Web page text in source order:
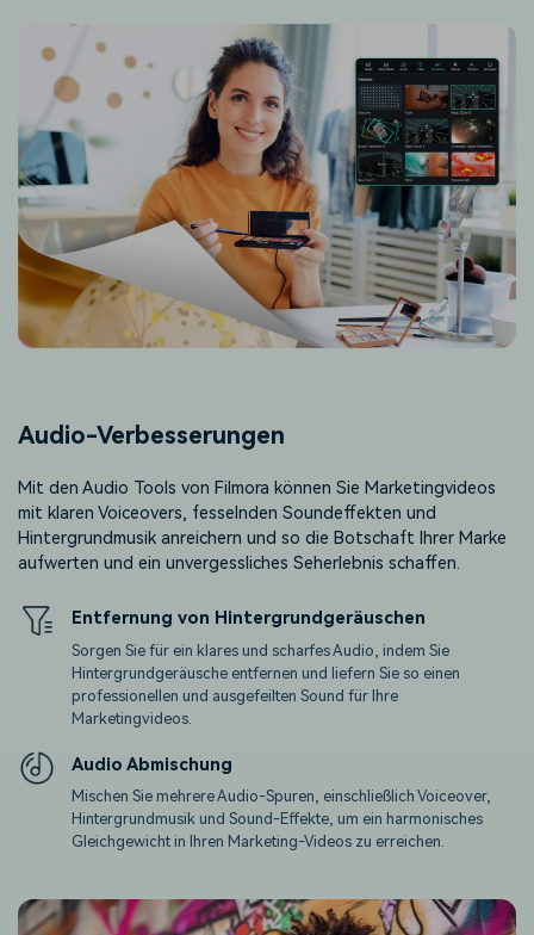
Audio-Verbesserungen
Mit den Audio Tools von Filmora können Sie Marketingvideos
mit klaren Voiceovers, fesselnden Soundeffekten und
Hintergrundmusik anreichern und so die Botschaft Ihrer Marke
aufwerten und ein unvergessliches Seherlebnis schaffen.
Entfernung von Hintergrundgeräuschen
Sorgen Sie für ein klares und scharfes Audio, indem Sie
Hintergrundgeräusche entfernen und liefern Sie so einen
professionellen und ausgefeilten Sound für Ihre
Marketingvideos.
Audio Abmischung
Mischen Sie mehrere Audio-Spuren, einschließlich Voiceover,
Hintergrundmusik und Sound-Effekte, um ein harmonisches
Gleichgewicht in Ihren Marketing-Videos zu erreichen.